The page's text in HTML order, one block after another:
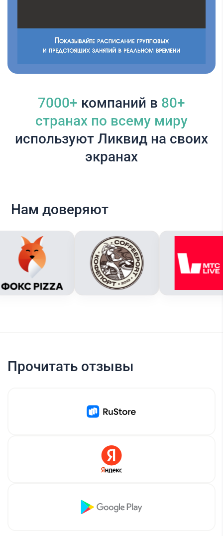
7000+ компаний в 80+
cтранах по всему миру
используют Ликвид на своих
экранах
Нам доверяют
Прочитать отзывы